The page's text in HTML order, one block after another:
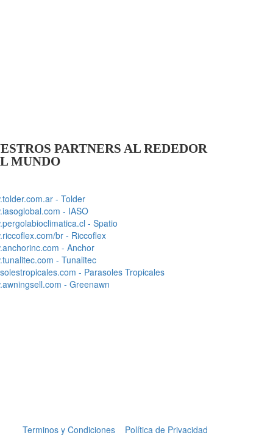
PARTNERS AL REDEDOR
MUNDO
- Tolder
- IASO
- Spatio
br - Riccoflex
- Anchor
- Tunalitec
- Parasoles Tropicales
- Greenawn
Terminos y Condiciones Política de Privacidad